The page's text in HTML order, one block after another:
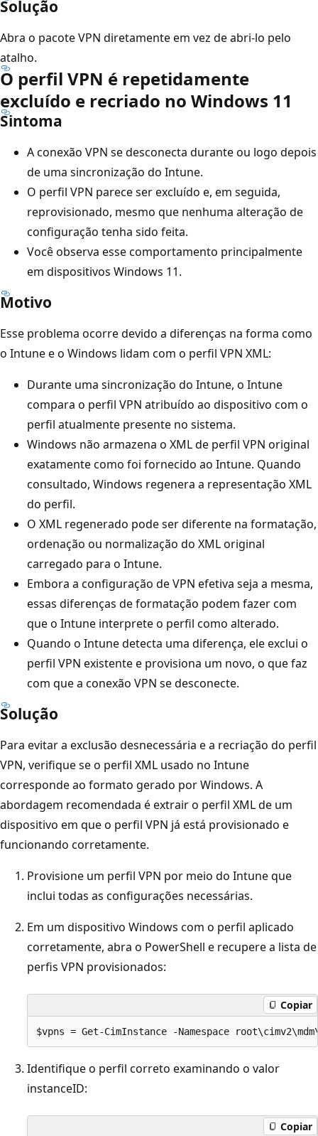
Solução
Abra o pacote VPN diretamente em vez de abri-lo pelo
atalho.
O perfil VPN é repetidamente
excluído e recriado no Windows 11
Sintoma
A conexão VPN se desconecta durante ou logo depois
de uma sincronização do Intune.
O perfil VPN parece ser excluído e, em seguida,
reprovisionado, mesmo que nenhuma alteração de
configuração tenha sido feita.
Você observa esse comportamento principalmente
em dispositivos Windows 11.
Motivo
Esse problema ocorre devido a diferenças na forma como
o Intune e o Windows lidam com o perfil VPN XML:
Durante uma sincronização do Intune, o Intune
compara o perfil VPN atribuído ao dispositivo com o
perfil atualmente presente no sistema.
Windows não armazena o XML de perfil VPN original
exatamente como foi fornecido ao Intune. Quando
consultado, Windows regenera a representação XML
do perfil.
O XML regenerado pode ser diferente na formatação,
ordenação ou normalização do XML original
carregado para o Intune.
Embora a configuração de VPN efetiva seja a mesma,
essas diferenças de formatação podem fazer com
que o Intune interprete o perfil como alterado.
Quando o Intune detecta uma diferença, ele exclui o
perfil VPN existente e provisiona um novo, o que faz
com que a conexão VPN se desconecte.
Solução
Para evitar a exclusão desnecessária e a recriação do perfil
VPN, verifique se o perfil XML usado no Intune
corresponde ao formato gerado por Windows. A
abordagem recomendada é extrair o perfil XML de um
dispositivo em que o perfil VPN já está provisionado e
funcionando corretamente.
Provisione um perfil VPN por meio do Intune que
inclui todas as configurações necessárias.
Em um dispositivo Windows com o perfil aplicado
corretamente, abra o PowerShell e recupere a lista de
perfis VPN provisionados:
Copiar
Identifique o perfil correto examinando o valor
instanceID:
Copiar